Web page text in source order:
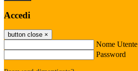
Accedi
button close ×
Nome Utente
Password